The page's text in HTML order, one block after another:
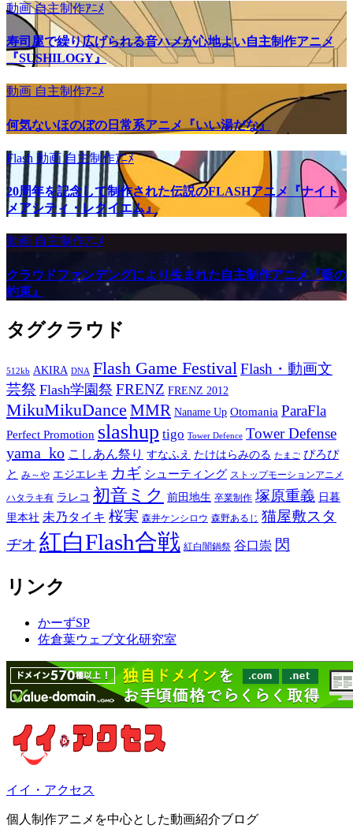
動画自主制作ｱﾆﾒ
寿司屋で繰り広げられる音ハメが心地よい自主制作アニメ
『SUSHILOGY』
動画 自主制作ｱﾆﾒ
何気ないほのぼの日常系アニメ『いい湯だな』
Flash 動画自主制作ｱﾆﾒ
20周年を記念して制作された伝説のFLASHアニメ『ナイト
メアシティ・レクイエム』
動画 自主制作ｱﾆﾒ
クラウドファンデングにより生まれた自主制作アニメ『藍の
約束』
タグクラウド
512kb AKIRA DNA Flash Game Festival Flash・動画文
芸祭 Flash学園祭 FRENZ FRENZ 2012
MikuMikuDance MMR Naname Up Otomania ParaFla
Perfect Promotion slashup tigo Tower Defence Tower Defense
yama_ko こしあん祭り すなふえ たけはらみのる たまご ぴろぴ
と み～や エジエレキ カギ シューティング ストップモーションアニメ
ハタラキ有 ラレコ 初音ミク 前田地生 卒業制作 塚原重義 日暮
里本社 未乃タイキ 桜実 森井ケンシロウ 森野あるじ 猫屋敷スタ
ヂオ 紅白Flash合戦 紅白闇鍋祭 谷口崇 閃
リンク
かーずSP
佐倉葉ウェブ文化研究室
イイ・アクセス
個人制作アニメを中心とした動画紹介ブログ